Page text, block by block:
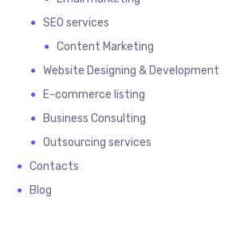
SEO services
Content Marketing
Website Designing & Development
E-commerce listing
Business Consulting
Outsourcing services
Contacts
Blog